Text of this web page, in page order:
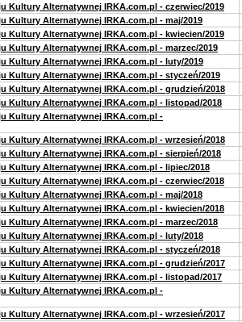
Kultury Alternatywnej IRKA.com.pl - czerwiec/2019
Kultury Alternatywnej IRKA.com.pl - maj/2019
Kultury Alternatywnej IRKA.com.pl - kwiecien/2019
Kultury Alternatywnej IRKA.com.pl - marzec/2019
Kultury Alternatywnej IRKA.com.pl - luty/2019
Kultury Alternatywnej IRKA.com.pl - styczeń/2019
Kultury Alternatywnej IRKA.com.pl - grudzień/2018
Kultury Alternatywnej IRKA.com.pl - listopad/2018
Kultury Alternatywnej IRKA.com.pl -
Kultury Alternatywnej IRKA.com.pl - wrzesień/2018
Kultury Alternatywnej IRKA.com.pl - sierpień/2018
Kultury Alternatywnej IRKA.com.pl - lipiec/2018
Kultury Alternatywnej IRKA.com.pl - czerwiec/2018
Kultury Alternatywnej IRKA.com.pl - maj/2018
Kultury Alternatywnej IRKA.com.pl - kwiecien/2018
Kultury Alternatywnej IRKA.com.pl - marzec/2018
Kultury Alternatywnej IRKA.com.pl - luty/2018
Kultury Alternatywnej IRKA.com.pl - styczeń/2018
Kultury Alternatywnej IRKA.com.pl - grudzień/2017
Kultury Alternatywnej IRKA.com.pl - listopad/2017
Kultury Alternatywnej IRKA.com.pl -
Kultury Alternatywnej IRKA.com.pl - wrzesień/2017